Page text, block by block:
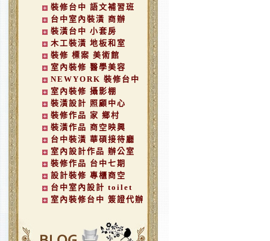
裝修台中 語文補習班
台中室內裝潢 商辦
裝潢台中 小套房
木工裝潢 地板和室
裝修 標案 美術館
室內裝修 醫學美容
NEWYORK 裝修台中
室內裝修 攝影棚
裝潢設計 照顧中心
裝修作品 家 鄉村
裝潢作品 商空映興
台中裝潢 華碩接待廳
室內設計作品 辦公室
裝修作品 台中七期
設計裝修 專櫃商空
台中室內設計 toilet
室內裝修台中 簽證代辦